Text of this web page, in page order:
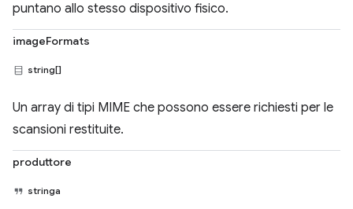
puntano allo stesso dispositivo fisico.
imageFormats
string[]
Un array di tipi MIME che possono essere richiesti per le
scansioni restituite.
produttore
stringa